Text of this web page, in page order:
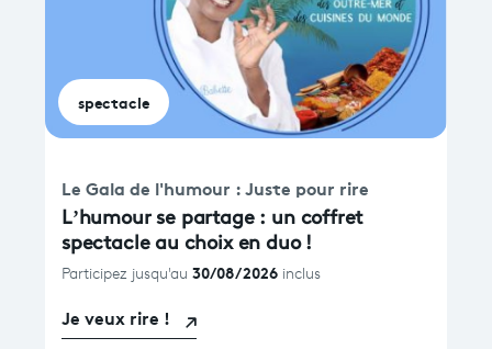
spectacle
Le Gala de l'humour : Juste pour rire
L’humour se partage : un coffret
spectacle au choix en duo !
Participez jusqu'au 30/08/2026 inclus
Je veux rire !